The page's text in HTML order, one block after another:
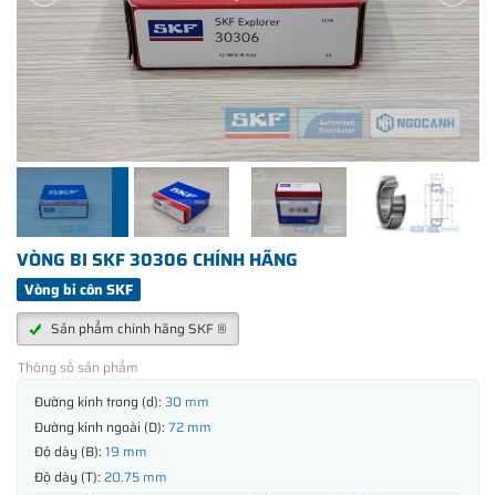
VÒNG BI SKF 30306 CHÍNH HÃNG
Vòng bi côn SKF
Sản phẩm chính hãng SKF ®
Thông số sản phẩm
Đường kính trong (d): 30 mm
Đường kính ngoài (D): 72 mm
Độ dày (B): 19 mm
Độ dày (T): 20.75 mm